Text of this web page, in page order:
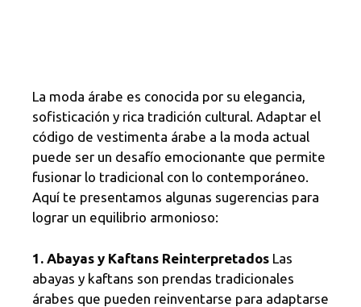
La moda árabe es conocida por su elegancia,
sofisticación y rica tradición cultural. Adaptar el
código de vestimenta árabe a la moda actual
puede ser un desafío emocionante que permite
fusionar lo tradicional con lo contemporáneo.
Aquí te presentamos algunas sugerencias para
lograr un equilibrio armonioso:
1. Abayas y Kaftans Reinterpretados Las
abayas y kaftans son prendas tradicionales
árabes que pueden reinventarse para adaptarse